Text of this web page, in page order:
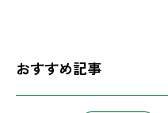
おすすめ記事